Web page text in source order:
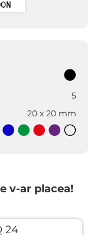
5
20 x 20 mm
v-ar placea!
24